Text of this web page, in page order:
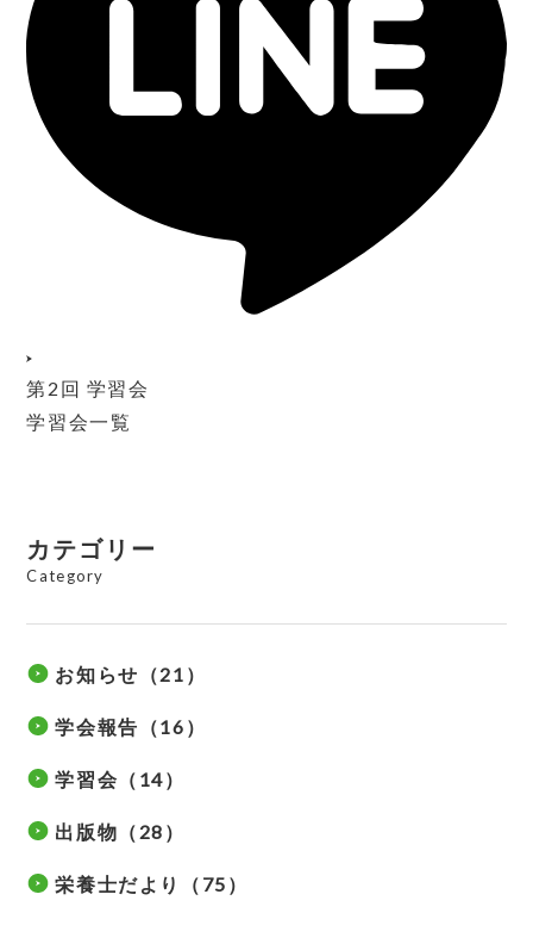
第2回 学習会
学習会一覧
カテゴリー
Category
お知らせ（21）
学会報告（16）
学習会（14）
出版物（28）
栄養士だより（75）